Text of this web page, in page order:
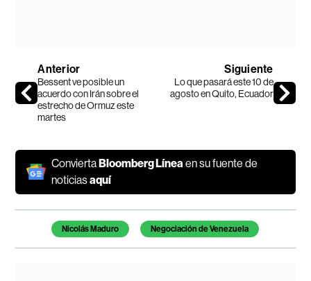
Anterior
Bessent ve posible un
acuerdo con Irán sobre el
estrecho de Ormuz este
martes
Siguiente
Lo que pasará este 10 de
agosto en Quito, Ecuador
ConviertaBloomberg Línea en su fuente de
noticiasaquí
Temas de este artículo
Nicolás Maduro Negociación de Venezuela